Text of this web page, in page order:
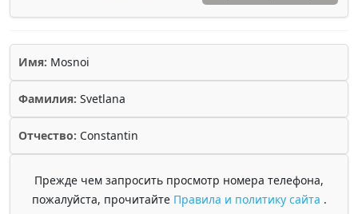
Имя: Mosnoi
Фамилия: Svetlana
Отчество: Constantin
Прежде чем запросить просмотр номера телефона,
пожалуйста, прочитайте Правила и политику сайта .